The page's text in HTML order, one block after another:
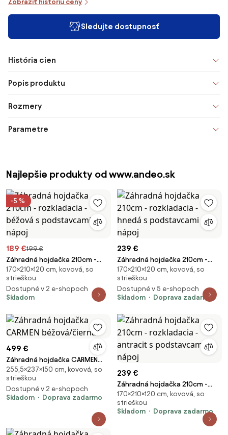
Zobraziť históriu ceny
Sledujte dostupnosť
História cien
Popis produktu
Rozmery
Parametre
Najlepšie produkty od www.andeo.sk
-5 %
189 €199 €
Záhradná hojdačka 210cm -
rozkladacia - béžová s
podstavcami na nápoj
170×210×120 cm, kovová, so
strieškou
Dostupné v 2 e-shopoch
Skladom
239 €
Záhradná hojdačka 210cm -
rozkladacia - hnedá s
podstavcami na nápoj
170×210×120 cm, kovová, so
strieškou
Dostupné v 5 e-shopoch
Skladom
Doprava zadarmo
499 €
Záhradná hojdačka CARMEN
béžová/čierna
255,5×237×150 cm, kovová, so
strieškou
Dostupné v 2 e-shopoch
Skladom
Doprava zadarmo
239 €
Záhradná hojdačka 210cm -
rozkladacia - antracit s
podstavcami na nápoj
170×210×120 cm, kovová, so
strieškou
Skladom
Doprava zadarmo